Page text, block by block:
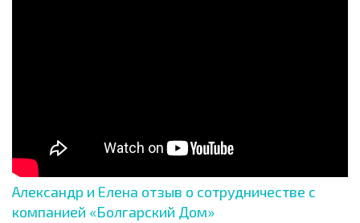
Александр и Елена отзыв о сотрудничестве с
компанией «Болгарский Дом»